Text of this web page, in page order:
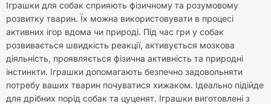
Іграшки для собак сприяють фізичному та розумовому
розвитку тварин. Їх можна використовувати в процесі
активних ігор вдома чи природі. Під час гри у собак
розвивається швидкість реакції, активується мозкова
діяльність, проявляється фізична активність та природні
інстинкти. Іграшки допомагають безпечно задовольняти
потребу ваших тварин почуватися хижаком. Ідеально підійде
для дрібних порід собак та цуценят. Іграшки виготовлені з